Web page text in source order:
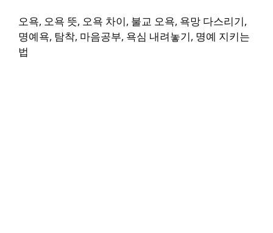
오욕, 오욕 뜻, 오욕 차이, 불교 오욕, 욕망 다스리기,
명예욕, 탐착, 마음공부, 욕심 내려놓기, 명예 지키는
법